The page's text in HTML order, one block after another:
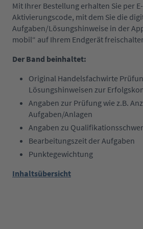
Mit Ihrer Bestellung erhalten Sie per
Aktivierungscode, mit dem Sie die
Aufgaben/Lösungshinweise in der
mobil“ auf Ihrem Endgerät
Der Band beinhaltet:
Original Handelsfachwirte
Lösungshinweisen zur
Angaben zur Prüfung wie z.B.
Aufgaben/Anlagen
Angaben zu
Bearbeitungszeit der Aufgaben
Punktegewichtung
Inhaltsübersicht